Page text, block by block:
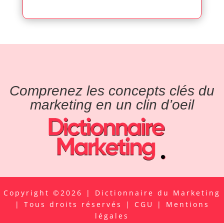
Comprenez les concepts clés du
marketing en un clin d’oeil
Copyright ©2026 | Dictionnaire du Marketing
| Tous droits réservés | CGU | Mentions
légales